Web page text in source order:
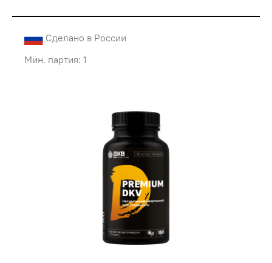
Сделано в России
Мин. партия: 1